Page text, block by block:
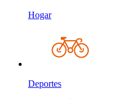
Hogar
Deportes